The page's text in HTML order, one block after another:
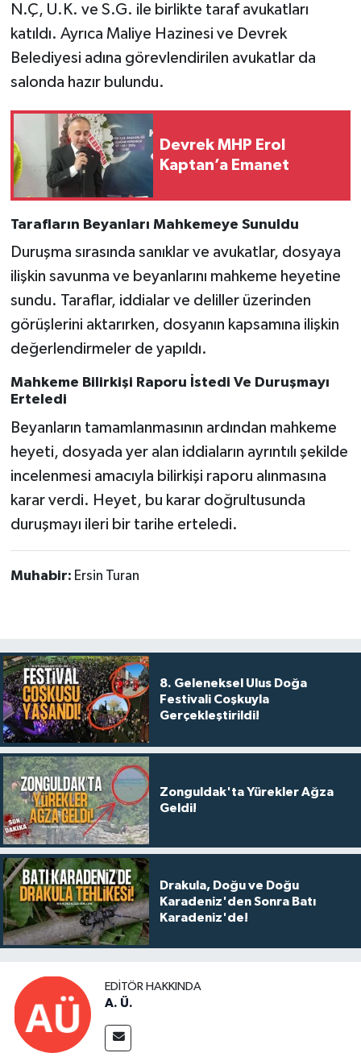
N.Ç, U.K. ve S.G. ile birlikte taraf avukatları
katıldı. Ayrıca Maliye Hazinesi ve Devrek
Belediyesi adına görevlendirilen avukatlar da
salonda hazır bulundu.
Devrek MHP Erol
Kaptan’a Emanet
Tarafların Beyanları Mahkemeye Sunuldu
Duruşma sırasında sanıklar ve avukatlar, dosyaya
ilişkin savunma ve beyanlarını mahkeme heyetine
sundu. Taraflar, iddialar ve deliller üzerinden
görüşlerini aktarırken, dosyanın kapsamına ilişkin
değerlendirmeler de yapıldı.
Mahkeme Bilirkişi Raporu İstedi Ve Duruşmayı
Erteledi
Beyanların tamamlanmasının ardından mahkeme
heyeti, dosyada yer alan iddiaların ayrıntılı şekilde
incelenmesi amacıyla bilirkişi raporu alınmasına
karar verdi. Heyet, bu karar doğrultusunda
duruşmayı ileri bir tarihe erteledi.
Muhabir: Ersin Turan
8. Geleneksel Ulus Doğa
Festivali Coşkuyla
Gerçekleştirildi!
Zonguldak'ta Yürekler Ağza
Geldi!
Drakula, Doğu ve Doğu
Karadeniz'den Sonra Batı
Karadeniz'de!
EDITÖR HAKKINDA
A. Ü.